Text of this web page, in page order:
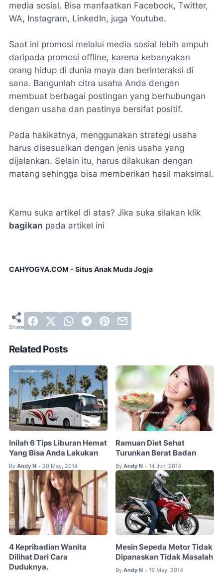
media sosial. Bisa manfaatkan Facebook, Twitter,
WA, Instagram, LinkedIn, juga Youtube.
Saat ini promosi melalui media sosial lebih ampuh
daripada promosi offline, karena kebanyakan
orang hidup di dunia maya dan berinteraksi di
sana. Bangunlah citra usaha Anda dengan
membuat berbagai postingan yang berhubungan
dengan usaha dan pastinya bersifat positif.
Pada hakikatnya, menggunakan strategi usaha
harus disesuaikan dengan jenis usaha yang
dijalankan. Selain itu, harus dilakukan dengan
matang sehingga bisa memberikan hasil maksimal.
Kamu suka artikel di atas? Jika suka silakan klik
bagikan pada artikel ini
CAHYOGYA.COM - Situs Anak Muda Jogja
Related Posts
Inilah 6 Tips Liburan Hemat
Yang Bisa Anda Lakukan
By Andy N • 20 May, 2014
Ramuan Diet Sehat
Turunkan Berat Badan
By Andy N • 14 Jun, 2014
4 Kepribadian Wanita
Dilihat Dari Cara
Duduknya.
Mesin Sepeda Motor Tidak
Dipanaskan Tidak Masalah
By Andy N • 19 May, 2014